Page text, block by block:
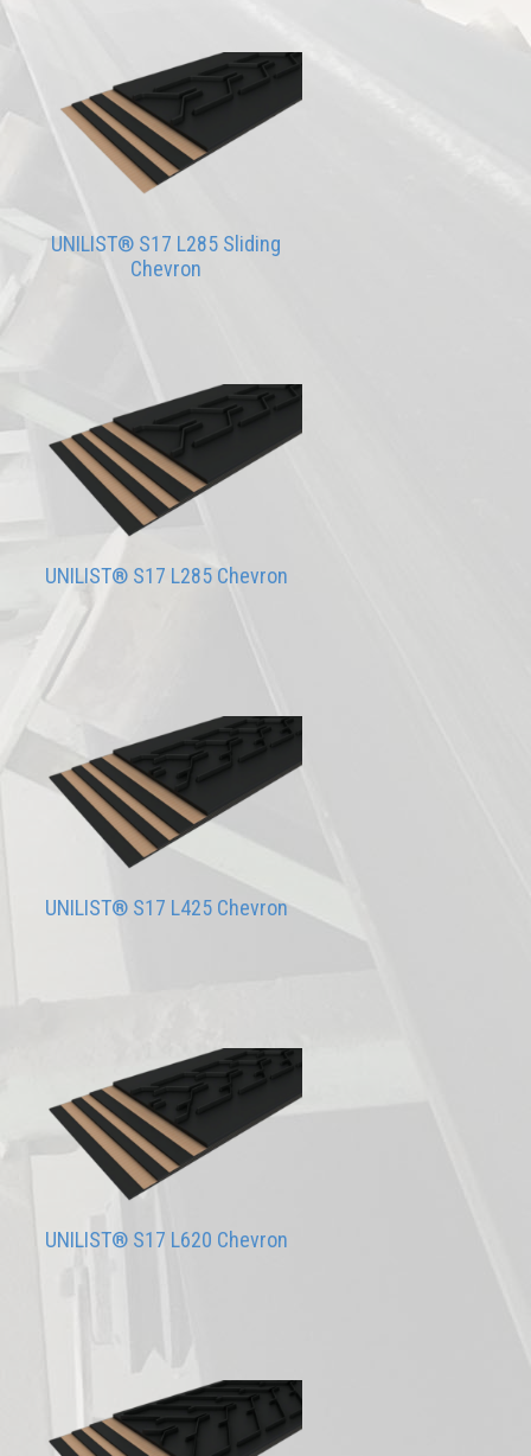
UNILIST® S17 L285 Sliding
Chevron
UNILIST® S17 L285 Chevron
UNILIST® S17 L425 Chevron
UNILIST® S17 L620 Chevron